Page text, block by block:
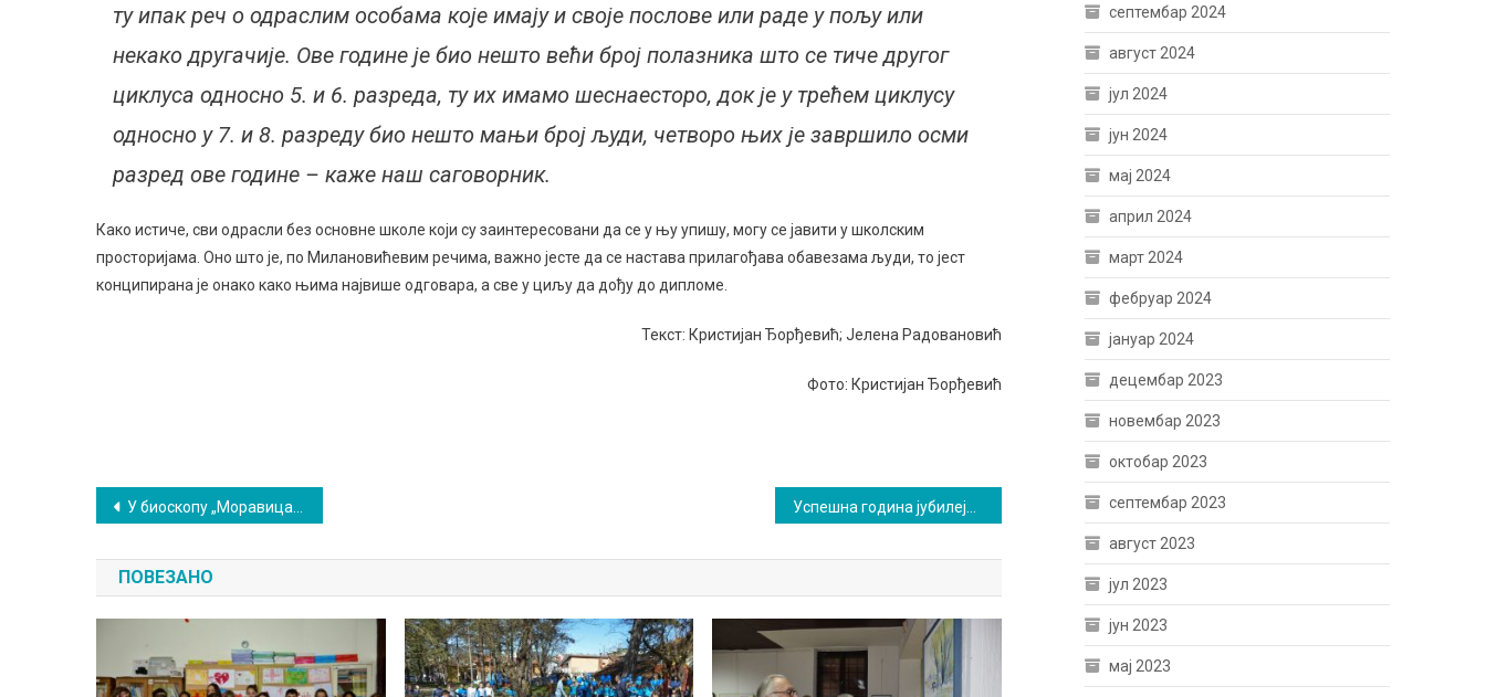
ту ипак реч о одраслим особама које имају и своје послове или раде у пољу или
некако другачије. Ове године је био нешто већи број полазника што се тиче другог
циклуса односно 5. и 6. разреда, ту их имамо шеснаесторо, док је у трећем циклусу
односно у 7. и 8. разреду био нешто мањи број људи, четворо њих је завршило осми
разред ове године – каже наш саговорник.
Како истиче, сви одрасли без основне школе који су заинтересовани да се у њу упишу, могу се јавити у школским
просторијама. Оно што је, по Милановићевим речима, важно јесте да се настава прилагођава обавезама људи, то јест
конципирана је онако како њима највише одговара, а све у циљу да дођу до дипломе.
Текст: Кристијан Ђорђевић; Јелена Радовановић
Фото: Кристијан Ђорђевић
Кретање
чланка
У биоскопу „Моравицаˮ: Недеља премијера
ПОВЕЗАНО
септембар 2024
август 2024
јул 2024
јун 2024
мај 2024
април 2024
март 2024
фебруар 2024
јануар 2024
децембар 2023
новембар 2023
октобар 2023
септембар 2023
август 2023
јул 2023
јун 2023
мај 2023